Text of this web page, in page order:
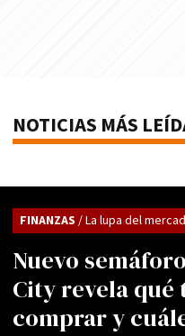
NOTICIAS MÁS
Nuevo
City revela
comprar y
FINANZAS / La lupa del